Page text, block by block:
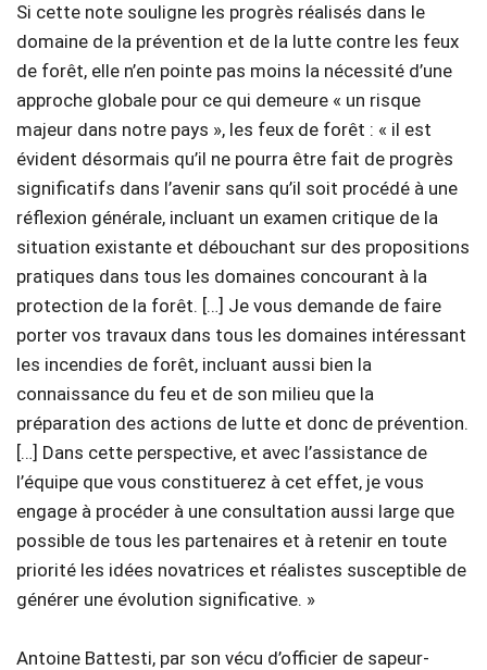
Si cette note souligne les progrès réalisés dans le
domaine de la prévention et de la lutte contre les feux
de forêt, elle n’en pointe pas moins la nécessité d’une
approche globale pour ce qui demeure « un risque
majeur dans notre pays », les feux de forêt : « il est
évident désormais qu’il ne pourra être fait de progrès
significatifs dans l’avenir sans qu’il soit procédé à une
réflexion générale, incluant un examen critique de la
situation existante et débouchant sur des propositions
pratiques dans tous les domaines concourant à la
protection de la forêt. […] Je vous demande de faire
porter vos travaux dans tous les domaines intéressant
les incendies de forêt, incluant aussi bien la
connaissance du feu et de son milieu que la
préparation des actions de lutte et donc de prévention.
[…] Dans cette perspective, et avec l’assistance de
l’équipe que vous constituerez à cet effet, je vous
engage à procéder à une consultation aussi large que
possible de tous les partenaires et à retenir en toute
priorité les idées novatrices et réalistes susceptible de
générer une évolution significative. »
Antoine Battesti, par son vécu d’officier de sapeur-